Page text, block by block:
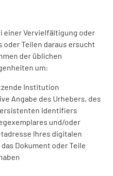
einer Vervielfältigung oder
oder Teilen daraus ersucht
der üblichen
um:
Institution
Angabe des Urhebers, des
Identifiers
und/oder
Ihres digitalen
Dokument oder Teile